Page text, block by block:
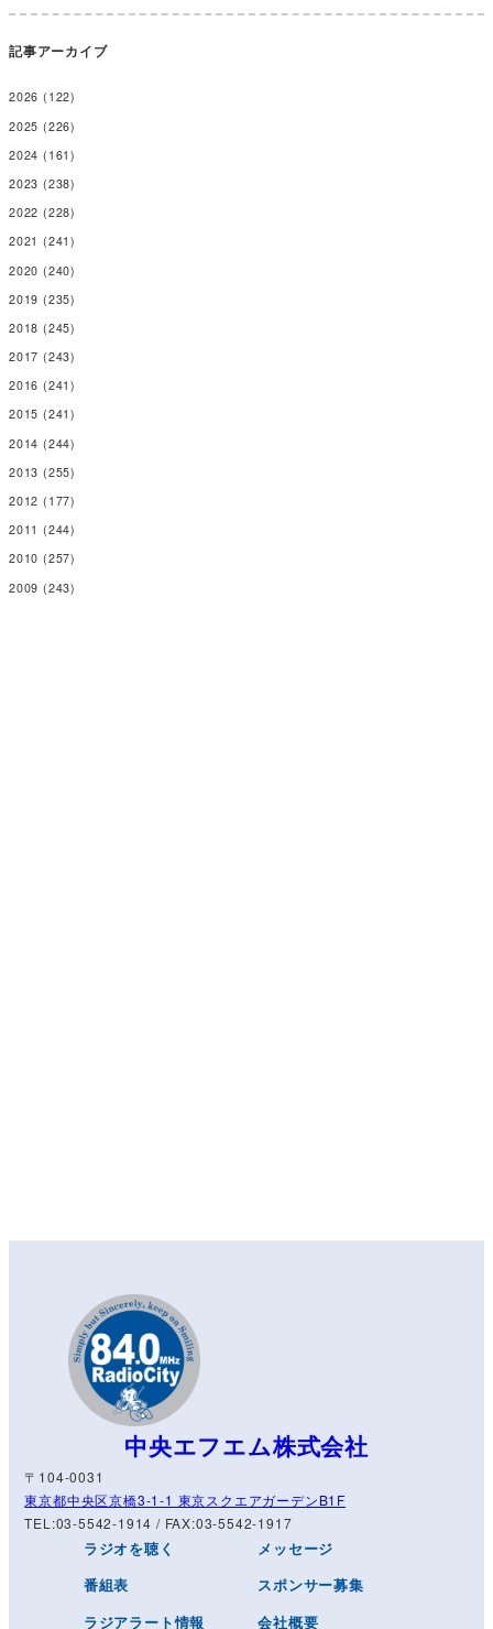
記事アーカイブ
2026 (122)
2025 (226)
2024 (161)
2023 (238)
2022 (228)
2021 (241)
2020 (240)
2019 (235)
2018 (245)
2017 (243)
2016 (241)
2015 (241)
2014 (244)
2013 (255)
2012 (177)
2011 (244)
2010 (257)
2009 (243)
中央エフエム株式会社
〒104-0031
東京都中央区京橋3-1-1 東京スクエアガーデンB1F
TEL:03-5542-1914 / FAX:03-5542-1917
ラジオを聴く
番組表
ラジアラート情報
メッセージ
スポンサー募集
会社概要